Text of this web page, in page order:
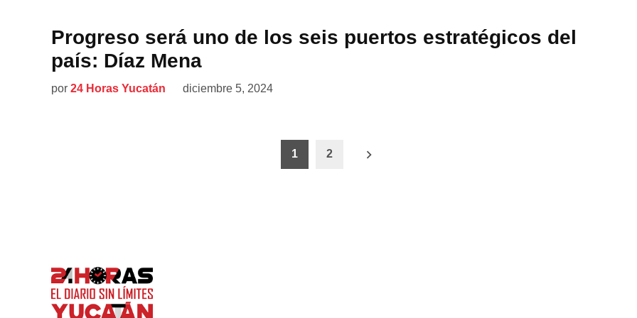
Progreso será uno de los seis puertos estratégicos del
país: Díaz Mena
por 24 Horas Yucatán diciembre 5, 2024
1 2